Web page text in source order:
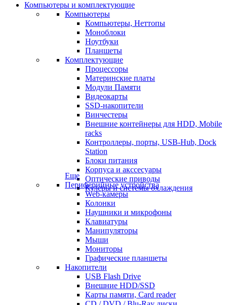
Компьютеры и комплектующие
Компьютеры
Компьютеры, Неттопы
Моноблоки
Ноутбуки
Планшеты
Комплектующие
Процессоры
Материнские платы
Модули Памяти
Видеокарты
SSD-накопители
Винчестеры
Внешние контейнеры для HDD, Mobile
racks
Контроллеры, порты, USB-Hub, Dock
Station
Блоки питания
Корпуса и акссесуары
Оптические приводы
Кулеры и системы охлаждения
Еще
Периферийные устройства
Web-камеры
Колонки
Наушники и микрофоны
Клавиатуры
Манипуляторы
Мыши
Мониторы
Графические планшеты
Накопители
USB Flash Drive
Внешние HDD/SSD
Карты памяти, Card reader